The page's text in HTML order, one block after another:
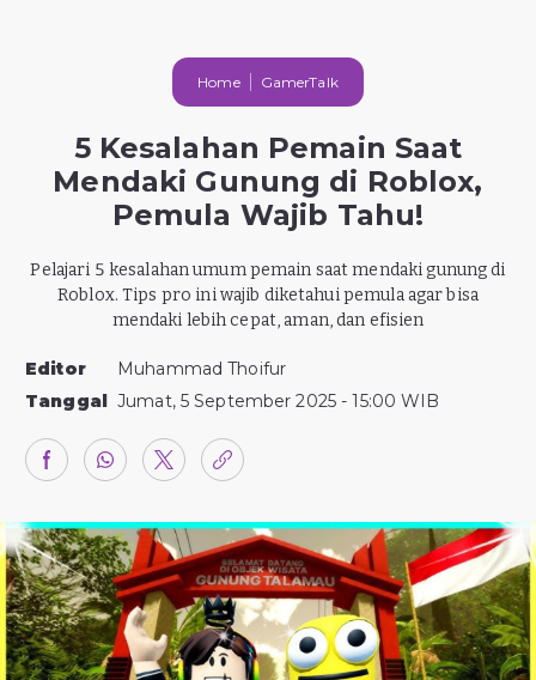
Home GamerTalk
5 Kesalahan Pemain Saat
Mendaki Gunung di Roblox,
Pemula Wajib Tahu!
Pelajari 5 kesalahan umum pemain saat mendaki gunung di
Roblox. Tips pro ini wajib diketahui pemula agar bisa
mendaki lebih cepat, aman, dan efisien
Editor
Muhammad Thoifur
Tanggal Jumat, 5 September 2025 - 15:00 WIB